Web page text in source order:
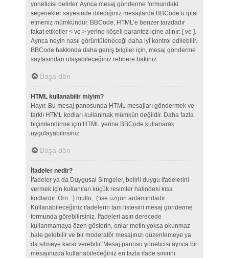
yöneticisi belirler. Ayrıca mesaj gönderme formundaki
seçenekler sayesinde dilediğiniz mesajlarda BBCode’u iptal
etmeniz mümkündür. BBCode, HTML’e benzer tarzdadır
fakat etiketler < ve > yerine köşeli parantez içine alınır: [ ve ].
Ayrıca neyin nasıl görüntüleneceği daha iyi kontrol edilebilir.
BBCode hakkında daha geniş bilgiler için, mesaj gönderme
sayfasından ulaşabileceğiniz rehbere bakınız.
Başa dön
HTML kullanabilir miyim?
Hayır. Bu mesaj panosunda HTML mesajları göndermek ve
farklı HTML kodları kullanmak mümkün değildir. Daha fazla
biçimlendirme için HTML yerine BBCode kullanarak
uygulayabilirsiniz.
Başa dön
İfadeler nedir?
İfadeler ya da Duygusal Simgeler, belirli duygu ifadelerini
vermek için kullanılan küçük resimler halindeki kısa
kodlardır. Örn. :) mutlu, :( ise üzgün anlamındadır.
Kullanabileceğiniz ifadelerin tam listesini mesaj gönderme
formunda görebilirsiniz. İfadeleri aşırı derecede
kullanmamaya özen gösterin, onlar metin yoksa okunmaz
hale gelebilir ve bir moderatör mesajınızı düzenlemeye ya
da silmeye karar verebilir. Mesaj panosu yöneticisi ayrıca bir
mesajınızda kullanabileceğiniz en fazla ifade sınırını